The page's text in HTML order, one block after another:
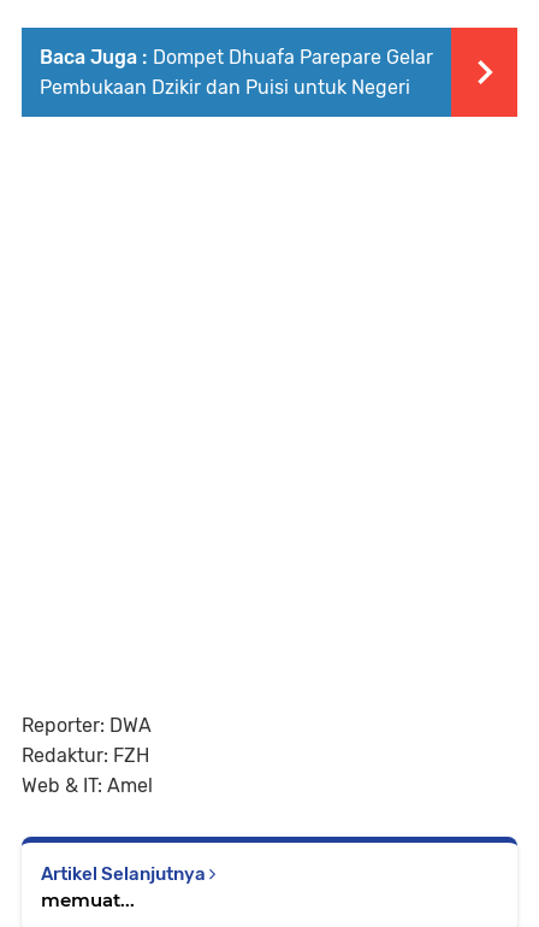
Baca Juga : Dompet Dhuafa Parepare Gelar
Pembukaan Dzikir dan Puisi untuk Negeri
Reporter: DWA
Redaktur: FZH
Web & IT: Amel
Artikel Selanjutnya
memuat...